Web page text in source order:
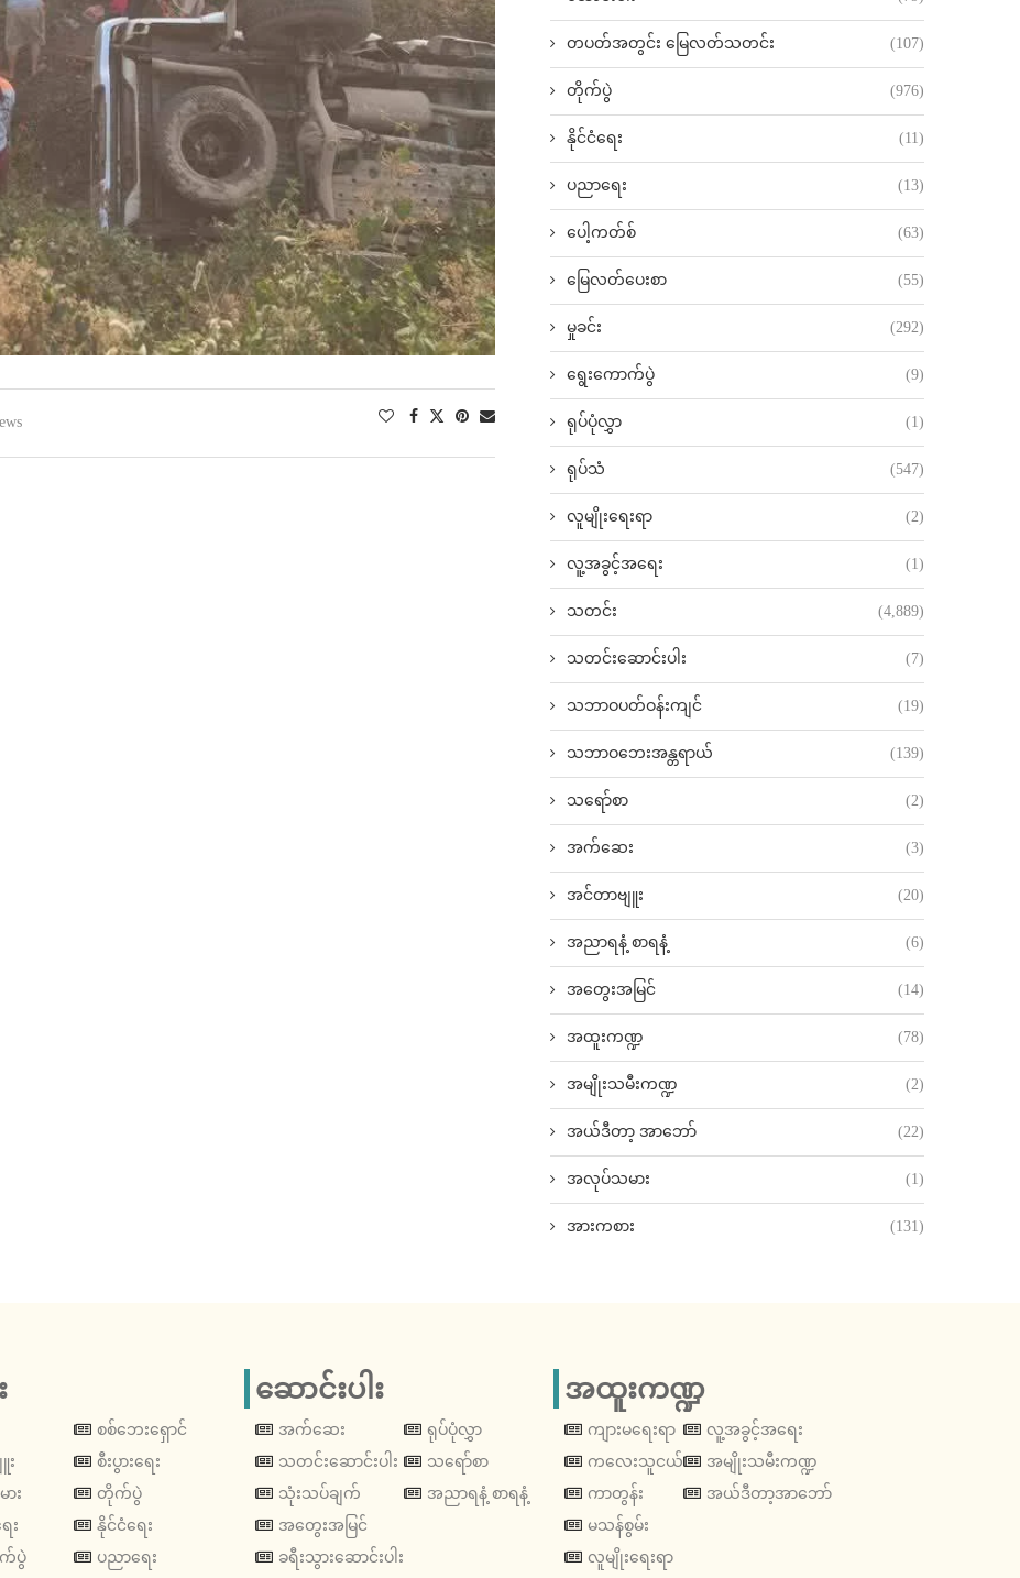
တပတ်အတွင်း မြေလတ်သတင်း (107)
တိုက်ပွဲ (976)
နိုင်ငံရေး (11)
ပညာရေး (13)
ပေါ့ကတ်စ် (63)
မြေလတ်ပေးစာ (55)
မှုခင်း (292)
ရွေးကောက်ပွဲ (9)
ရုပ်ပုံလွှာ (1)
ရုပ်သံ (547)
လူမျိုးရေးရာ (2)
လူ့အခွင့်အရေး (1)
သတင်း (4,889)
သတင်းဆောင်းပါး (7)
သဘာဝပတ်ဝန်းကျင် (19)
သဘာဝဘေးအန္တရာယ် (139)
သရော်စာ (2)
အက်ဆေး (3)
အင်တာဗျူး (20)
အညာရနံ့ စာရနံ့ (6)
အတွေးအမြင် (14)
အထူးကဏ္ဍ (78)
အမျိုးသမီးကဏ္ဍ (2)
အယ်ဒီတာ့ အာဘော် (22)
အလုပ်သမား (1)
အားကစား (131)
း
း
း
က်ပွဲ
စစ်ဘေးရှောင်
စီးပွားရေး
တိုက်ပွဲ
နိုင်ငံရေး
ပညာရေး
ဆောင်းပါး
အက်ဆေး
သတင်းဆောင်းပါး
သုံးသပ်ချက်
အတွေးအမြင်
ခရီးသွားဆောင်းပါး
ရုပ်ပုံလွှာ
သရော်စာ
အညာရနံ့ စာရနံ့
အထူးကဏ္ဍ
ကျားမရေးရာ
ကလေးသူငယ်
ကာတွန်း
မသန်စွမ်း
လူမျိုးရေးရာ
လူ့အခွင့်အရေး
အမျိုးသမီးကဏ္ဍ
အယ်ဒီတာ့အာဘော်